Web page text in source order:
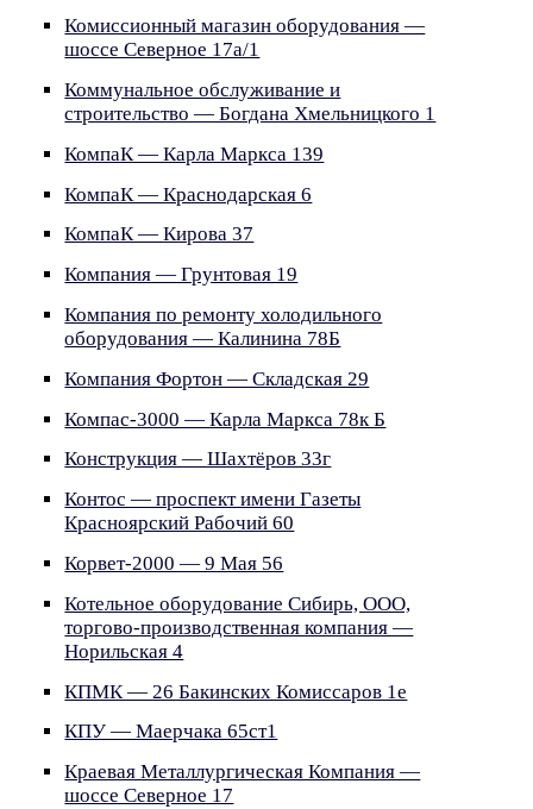
Комиссионный магазин оборудования —
шоссе Северное 17а/1
Коммунальное обслуживание и
строительство — Богдана Хмельницкого 1
КомпаК — Карла Маркса 139
КомпаК — Краснодарская 6
КомпаК — Кирова 37
Компания — Грунтовая 19
Компания по ремонту холодильного
оборудования — Калинина 78Б
Компания Фортон — Складская 29
Компас-3000 — Карла Маркса 78к Б
Конструкция — Шахтёров 33г
Контос — проспект имени Газеты
Красноярский Рабочий 60
Корвет-2000 — 9 Мая 56
Котельное оборудование Сибирь, ООО,
торгово-производственная компания —
Норильская 4
КПМК — 26 Бакинских Комиссаров 1е
КПУ — Маерчака 65ст1
Краевая Металлургическая Компания —
шоссе Северное 17